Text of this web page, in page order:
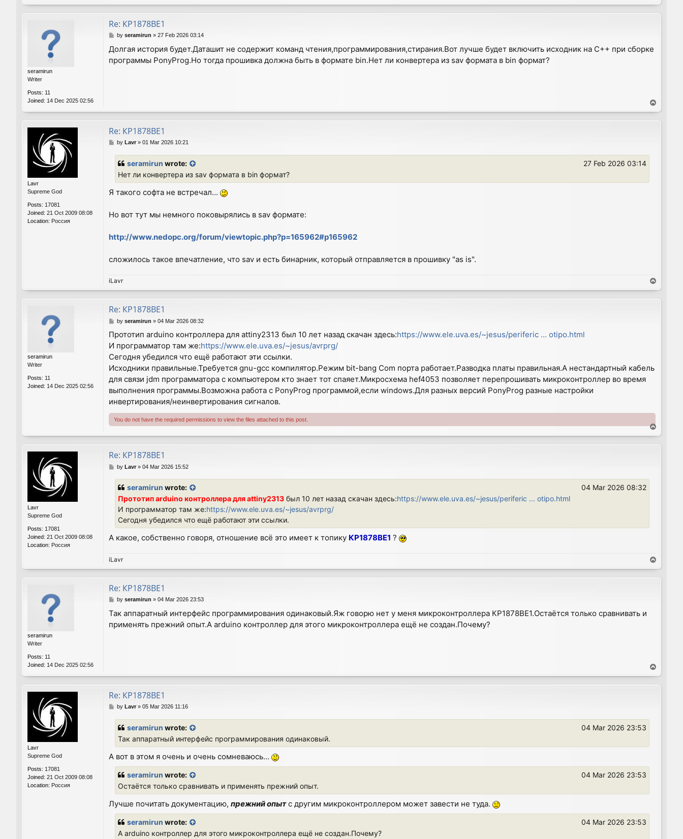
o
p
seramirun
Writer
Posts: 11
Joined: 14 Dec 2025 02:56
Re: КР1878ВЕ1
P
s
t
by seramirun » 27 Feb 2026 03:14
Долгая история будет.Даташит не содержит команд чтения,программирования,стирания.Вот лучше будет включить исходник на C++ при сборке
программы PonyProg.Но тогда прошивка должна быть в формате bin.Нет ли конвертера из sav формата в bin формат?
o
p
Lavr
Supreme God
Posts: 17081
Joined: 21 Oct 2009 08:08
Location: Россия
Re: КР1878ВЕ1
Pby Lavr» 01 Mar 2026 10:21
seramirun wrote:
27 Feb 2026 03:14
Нет ли конвертера из sav формата в bin формат?
Я такого софта не встречал...
Но вот тут мы немного поковырялись в sav формате:
http://www.nedopc.org/forum/viewtopic.php?p=165962#p165962
сложилось такое впечатление, что sav и есть бинарник, который отправляется в прошивку "as is".
iLavr
o
p
seramirun
Writer
Posts: 11
Joined: 14 Dec 2025 02:56
Re: КР1878ВЕ1
P
s
by seramirun » 04 Mar 2026 08:32
Прототип arduino контроллера для attiny2313 был 10 лет назад скачан здесь:https://www.ele.uva.es/~jesus/periferic ... otipo.html
И программатор там же:https://www.ele.uva.es/~jesus/avrprg/
Сегодня убедился что ещё работают эти ссылки.
Исходники правильные.Требуется gnu-gcc компилятор.Режим bit-bang Com порта работает.Разводка платы правильная.А нестандартный кабель
для связи jdm программатора с компьютером кто знает тот спаяет.Микросхема hef4053 позволяет перепрошивать микроконтроллер во время
выполнения программы.Возможна работа с PonyProg программой,если windows.Для разных версий PonyProg разные настройки
инвертирования/неинвертирования сигналов.
You do not have the required permissions to view the files attached to this post.
o
p
Lavr
Supreme God
Posts: 17081
Joined: 21 Oct 2009 08:08
Location: Россия
Re: КР1878ВЕ1
Pby Lavr» 04 Mar 2026 15:52
seramirun wrote:
04 Mar 2026 08:32
Прототип arduino контроллера для attiny2313 был 10 лет назад скачан здесь:https://www.ele.uva.es/~jesus/periferic ... otipo.html
И программатор там же:https://www.ele.uva.es/~jesus/avrprg/
Сегодня убедился что ещё работают эти ссылки.
А какое, собственно говоря, отношение всё это имеет к топику КР1878ВЕ1 ?
iLavr
o
p
seramirun
Writer
Posts: 11
Joined: 14 Dec 2025 02:56
Re: КР1878ВЕ1
P
s
t
by seramirun » 04 Mar 2026 23:53
Так аппаратный интерфейс программирования одинаковый.Яж говорю нет у меня микроконтроллера КР1878ВЕ1.Остаётся только сравнивать и
применять прежний опыт.А arduino контроллер для этого микроконтроллера ещё не создан.Почему?
o
p
Lavr
Supreme God
Posts: 17081
Joined: 21 Oct 2009 08:08
Location: Россия
Re: КР1878ВЕ1
Pby Lavr» 05 Mar 2026 11:16
seramirun wrote:
04 Mar 2026 23:53
Так аппаратный интерфейс программирования одинаковый.
А вот в этом я очень и очень сомневаюсь...
seramirun wrote:
04 Mar 2026 23:53
Остаётся только сравнивать и применять прежний опыт.
Лучше почитать документацию, прежний опытс другим микроконтроллером может завести не туда.
seramirun wrote:
04 Mar 2026 23:53
А arduino контроллер для этого микроконтроллера ещё не создан.Почему?